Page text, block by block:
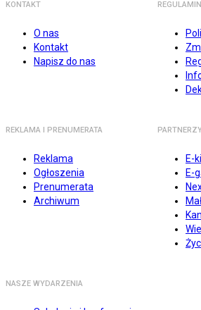
KONTAKT
O nas
Kontakt
Napisz do nas
REGULAMIN
REKLAMA I PRENUMERATA
Reklama
Ogłoszenia
Prenumerata
Archiwum
E-
E-
NASZE WYDARZENIA